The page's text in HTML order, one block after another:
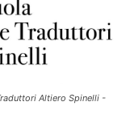
Altiero Spinelli -